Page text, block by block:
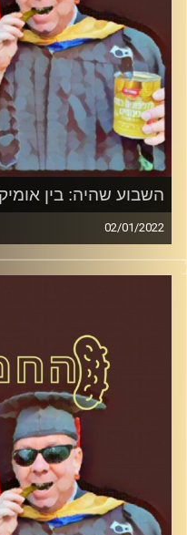
השבוע שהיה: בין
02/01/2022
המערכת הפוליטית על ספת
דוד ופרופסור גלעד